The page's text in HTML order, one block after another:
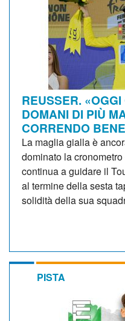
REUSSER.
DOMANI DI PIÙ
CORRENDO
La maglia gialla è
dominato la
continua a guidare il
al termine della sesta
solidità della sua
PISTA